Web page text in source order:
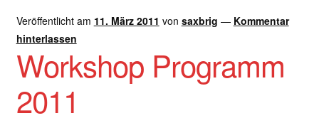
Dankeschön – Impro Basic Downloads (Youtube)
Datenschutz
Disclaimer
Veröffentlicht am 11. März 2011 von saxbrig — Kommentar
hinterlassen
Workshop Programm
2011